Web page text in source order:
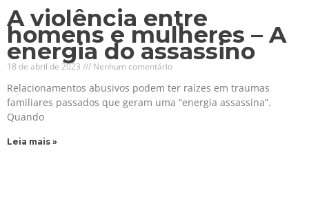
A violência entre
homens e mulheres – A
energia do assassino
18 de abril de 2023 Nenhum comentário
Relacionamentos abusivos podem ter raízes em traumas
familiares passados que geram uma “energia assassina”.
Quando
Leia mais »